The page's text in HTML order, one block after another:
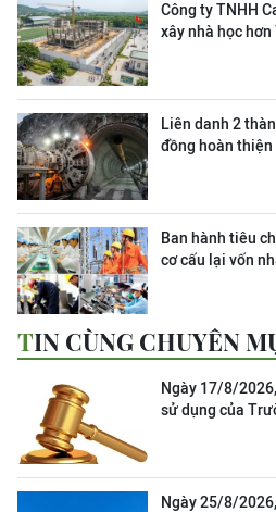
Công ty TNHH
xây nhà học
Liên danh 2
đồng hoàn thiện
Ban hành tiêu
cơ cấu lại vốn
TIN CÙNG CHUYÊN
Ngày 17/8/
sử dụng của
Ngày 25/8/